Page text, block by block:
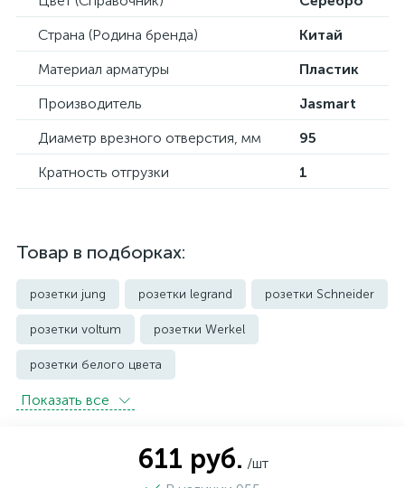
Страна (Родина бренда)
Китай
Материал арматуры
Пластик
Производитель
Jasmart
Диаметр врезного отверстия, мм
95
Кратность отгрузки
1
Товар в подборках:
розетки jung розетки legrand розетки Schneider
розетки voltum розетки Werkel
розетки белого цвета
розетки с защитой от влаги IP44 и выше
Показать всe
611 руб. /шт